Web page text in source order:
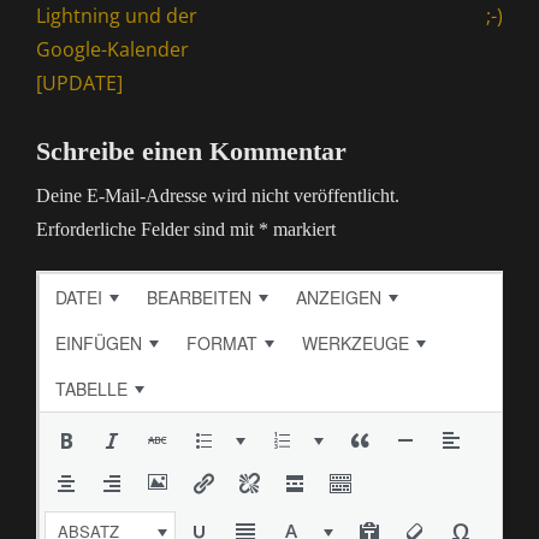
post:
Lightning und der
Google-Kalender
[UPDATE]
;-)
Schreibe einen Kommentar
Deine E-Mail-Adresse wird nicht veröffentlicht.
Erforderliche Felder sind mit * markiert
DATEI BEARBEITEN
ANZEIGEN
EINFÜGEN
FORMAT
WERKZEUGE
TABELLE
ABSATZ